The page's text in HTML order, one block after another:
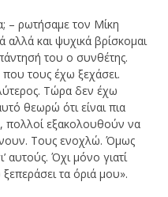
– ρωτήσαμε τον Μίκη
και ψυχικά βρίσκομαι
του ο συνθέτης.
τους έχω ξεχάσει.
Τώρα δεν έχω
θεωρώ ότι είναι πια
πολλοί εξακολουθούν να
Τους ενοχλώ. Όμως
αυτούς. Όχι μόνο γιατί
τα όριά μου».